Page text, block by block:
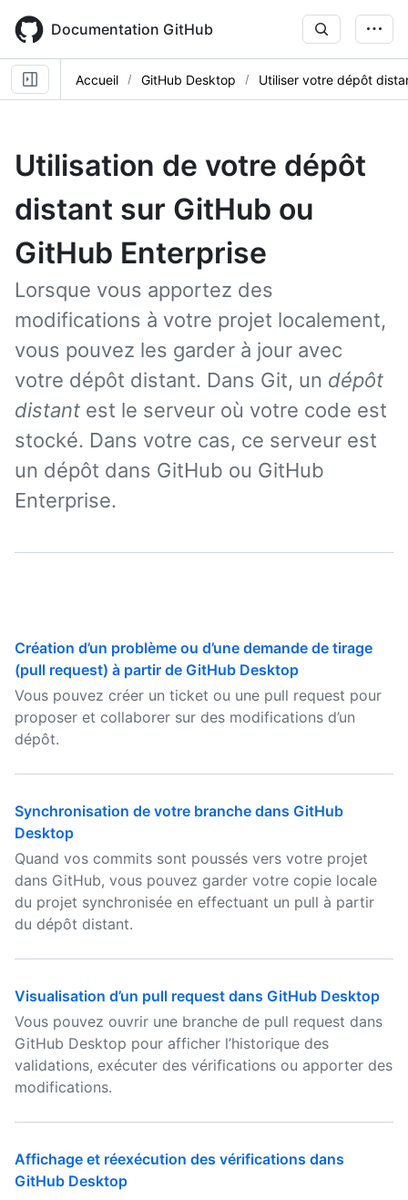
main
content
Documentation GitHub
Accueil GitHub Desktop Utiliser votre dépôt
Utilisation de votre dépôt
distant sur GitHub ou
GitHub Enterprise
Lorsque vous apportez des
modifications à votre projet localement,
vous pouvez les garder à jour avec
votre dépôt distant. Dans Git, un dépôt
distant est le serveur où votre code est
stocké. Dans votre cas, ce serveur est
un dépôt dans GitHub ou GitHub
Enterprise.
Création d’un problème ou d’une demande de tirage
(pull request) à partir de GitHub Desktop
Vous pouvez créer un ticket ou une pull request pour
proposer et collaborer sur des modifications d’un
dépôt.
Synchronisation de votre branche dans GitHub
Desktop
Quand vos commits sont poussés vers votre projet
dans GitHub, vous pouvez garder votre copie locale
du projet synchronisée en effectuant un pull à partir
du dépôt distant.
Visualisation d’un pull request dans GitHub Desktop
Vous pouvez ouvrir une branche de pull request dans
GitHub Desktop pour afficher l’historique des
validations, exécuter des vérifications ou apporter des
modifications.
Affichage et réexécution des vérifications dans
GitHub Desktop